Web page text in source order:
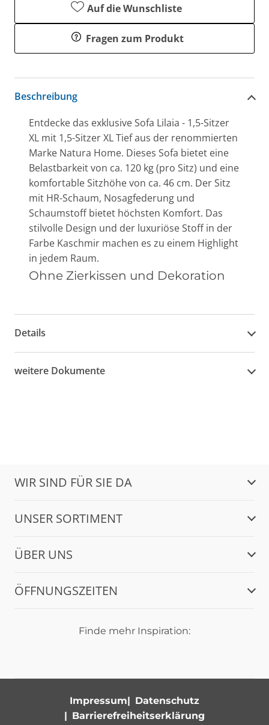
Auf die Wunschliste
Fragen zum Produkt
Beschreibung
Entdecke das exklusive Sofa Lilaia - 1,5-Sitzer
XL mit 1,5-Sitzer XL Tief aus der renommierten
Marke Natura Home. Dieses Sofa bietet eine
Belastbarkeit von ca. 120 kg (pro Sitz) und eine
komfortable Sitzhöhe von ca. 46 cm. Der Sitz
mit HR-Schaum, Nosagfederung und
Schaumstoff bietet höchsten Komfort. Das
stilvolle Design und der luxuriöse Stoff in der
Farbe Kaschmir machen es zu einem Highlight
in jedem Raum.
Ohne Zierkissen und Dekoration
Details
weitere Dokumente
WIR SIND FÜR SIE DA
UNSER SORTIMENT
ÜBER UNS
ÖFFNUNGSZEITEN
Finde mehr Inspiration:
Impressum
Datenschutz
Barrierefreiheitserklärung